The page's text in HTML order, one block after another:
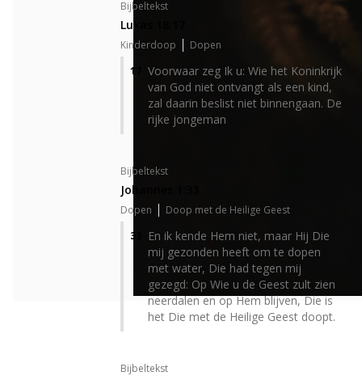
Bijbeltekst
Lukas 18:17
Kinderdoop
Dopen
17
Voorwaar zeg Ik u: Wie het Koninkrijk
van God niet ontvangt als een kind,
zal daarin beslist niet binnengaan. De
rijke jongeman
Bijbeltekst
Johannes 1:33
Dopen
Doop met de Heilige Geest
33
En ik kende Hem niet, maar Hij Die
mij gezonden heeft om te dopen
met water, Die had tegen mij
gezegd: Op Wie u de Geest zult zien
neerdalen en op Hem blijven, Die is
het Die met de Heilige Geest doopt.
Bijbeltekst